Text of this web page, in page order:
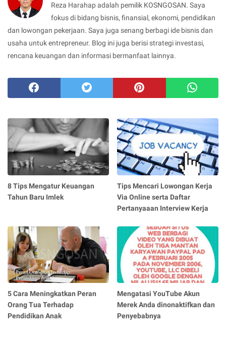
Reza Harahap adalah pemilik KOSNGOSAN. Saya
fokus di bidang bisnis, finansial, ekonomi, pendidikan
dan lowongan pekerjaan. Saya juga senang berbagi ide bisnis dan
usaha untuk entrepreneur. Blog ini juga berisi strategi investasi,
rencana keuangan dan informasi bermanfaat lainnya.
8 Tips Mengatur Keuangan
Tahun Baru Imlek
Tips Mencari Lowongan Kerja
Via Online serta Daftar
Pertanyaaan Interview Kerja
5 Cara Meningkatkan Peran
Orang Tua Terhadap
Pendidikan Anak
Mengatasi YouTube Akun
Merek Anda dinonaktifkan dan
Penyebabnya